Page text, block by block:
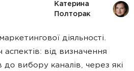
Катерина
Полторак
діяльності.
від визначення
до вибору каналів, через які